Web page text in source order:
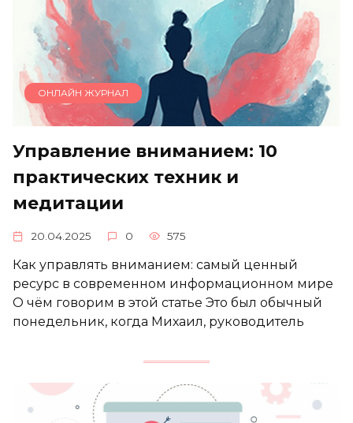
ОНЛАЙН ЖУРНАЛ
Управление вниманием: 10
практических техник и
медитации
20.04.2025 0 575
Как управлять вниманием: самый ценный
ресурс в современном информационном мире
О чём говорим в этой статье Это был обычный
понедельник, когда Михаил, руководитель